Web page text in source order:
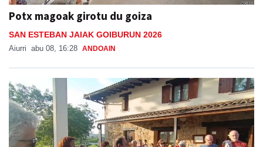
Potx magoak girotu du goiza
SAN ESTEBAN JAIAK GOIBURUN 2026
Aiurri abu 08, 16:28 ANDOAIN